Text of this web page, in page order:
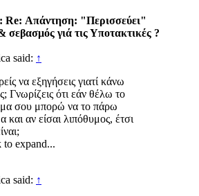
Re: Απάντηση: "Περισσεύει"
σεβασμός γιά τις Υποτακτικές ?
said: ↑
να εξηγήσεις γιατί κάνω
Γνωρίζεις ότι εάν θέλω το
σου μπορώ να το πάρω
και αν είσαι λιπόθυμος, έτσι
to expand...
said: ↑